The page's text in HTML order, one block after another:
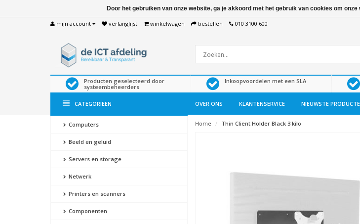
mijn account verlanglijst winkelwagen bestellen 010 3100 600
Producten geselecteerd door
systeembeheerders
Inkoopvoordelen met een SLA
CATEGORIEËN OVER ONS KLANTENSERVICE NIEUWSTE
Computers
Beeld en geluid
Servers en storage
Netwerk
Printers en scanners
Componenten
Home Thin Client Holder Black 3 kilo
Door het gebruiken van onze website, ga je akkoord met het gebruik van cookies om